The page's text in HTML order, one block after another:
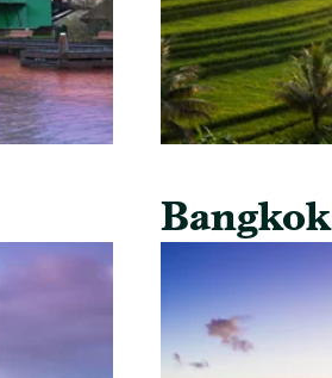
Bangkok